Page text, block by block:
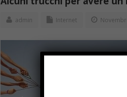
admin Internet